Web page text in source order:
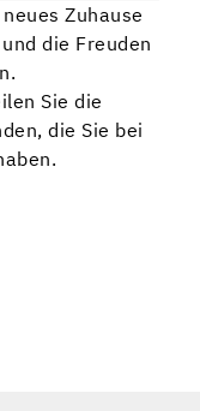
Zuhause
die Freuden
Sie die
die Sie bei